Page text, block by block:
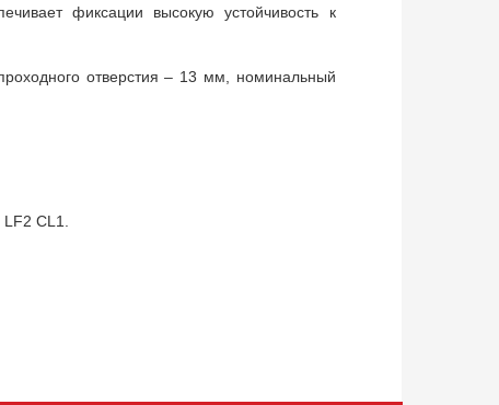
фиксации высокую устойчивость к
отверстия – 13 мм, номинальный
CL1.